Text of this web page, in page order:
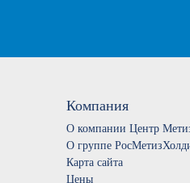
Компания
О компании Центр
О группе
Карта сайта
Цены